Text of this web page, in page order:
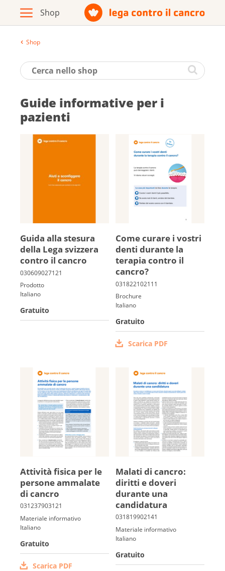
Opuscoli / materiale informativo
Prodotti
Vai al sito della Lega contro il cancro
Deutsch
Français
Shop
Guide informative per i
pazienti
Guida alla ste­sura
della Lega svizzera
contro il cancro
Prodotto
Italiano
Gratuito
Come curare i vo­stri
denti durante la
terapia contro il
cancro?
Brochure
Italiano
Gratuito
Scarica PDF
Attività fi­sica per le
per­sone ammalate
di cancro
Materiale informativo
Italiano
Gratuito
Scarica PDF
Malati di cancro:
diritti e doveri
durante una
candidatura
Materiale informativo
Italiano
Gratuito